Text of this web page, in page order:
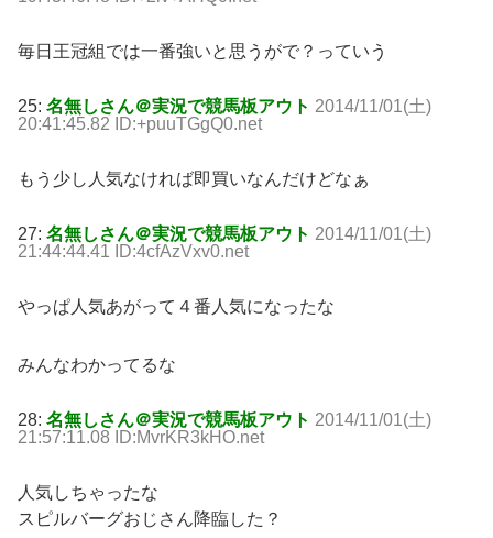
毎日王冠組では一番強いと思うがで？っていう
25: 名無しさん＠実況で競馬板アウト 2014/11/01(土)
20:41:45.82 ID:+puuTGgQ0.net
もう少し人気なければ即買いなんだけどなぁ
27: 名無しさん＠実況で競馬板アウト 2014/11/01(土)
21:44:44.41 ID:4cfAzVxv0.net
やっぱ人気あがって４番人気になったな
みんなわかってるな
28: 名無しさん＠実況で競馬板アウト 2014/11/01(土)
21:57:11.08 ID:MvrKR3kHO.net
人気しちゃったな
スピルバーグおじさん降臨した？